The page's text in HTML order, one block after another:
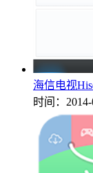
海信电视
时间：